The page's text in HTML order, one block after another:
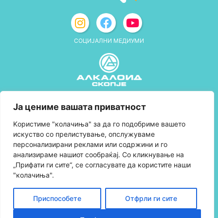
Ја цениме вашата приватност
Kористиме "колачиња" за да го подобриме вашето
искуство со прелистување, опслужуваме
персонализирани реклами или содржини и го
анализираме нашиот сообраќај. Со кликнување на
„Прифати ги сите“, се согласувате да користите наши
"колачиња".
Приспособете Отфрли ги сите
СОЦИЈАЛНИ МЕДИУМИ
Правила и услови за користење
Политика за колачиња
Правила за учество во програмата за
лојалност и политика за собирање поени
Контактирајте нè